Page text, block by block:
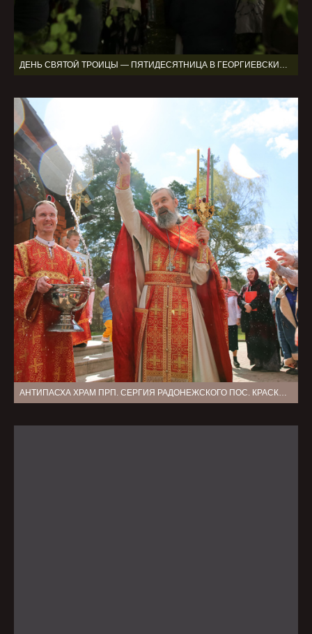
ДЕНЬ СВЯТОЙ ТРОИЦЫ — ПЯТИДЕСЯТНИЦА В ГЕОРГИЕВСКИЙ ХРАМ С. ВАНИЛОВО
АНТИПАСХА ХРАМ ПРП. СЕРГИЯ РАДОНЕЖСКОГО ПОС. КРАСКОВО